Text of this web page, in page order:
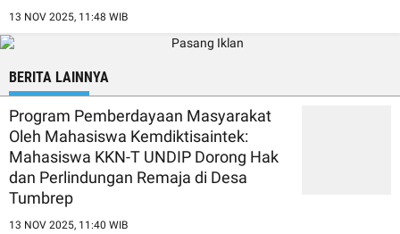
13 NOV 2025, 11:48 WIB
BERITA LAINNYA
Program Pemberdayaan Masyarakat
Oleh Mahasiswa Kemdiktisaintek:
Mahasiswa KKN-T UNDIP Dorong Hak
dan Perlindungan Remaja di Desa
Tumbrep
13 NOV 2025, 11:40 WIB